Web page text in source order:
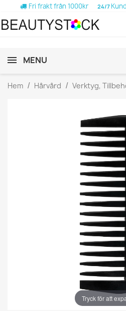
Fri frakt från 1000kr 24/7
MENU
Hem Hårvård Verktyg,
Tryck för att